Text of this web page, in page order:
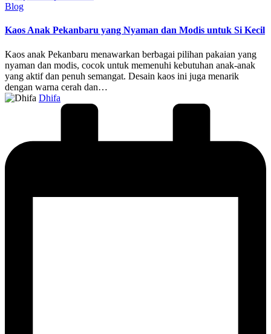
Posted
Blog
Kaos Anak Pekanbaru yang Nyaman dan Modis untuk Si Kecil
Kaos anak Pekanbaru menawarkan berbagai pilihan pakaian yang
nyaman dan modis, cocok untuk memenuhi kebutuhan anak-anak
yang aktif dan penuh semangat. Desain kaos ini juga menarik
dengan warna cerah dan…
Posted
Dhifa